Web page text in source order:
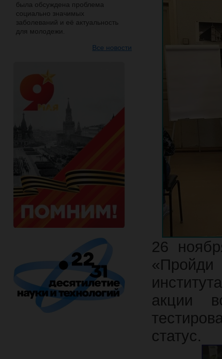
была обсуждена проблема
социально значимых
заболеваний и её актуальность
для молодежи.
Все новости
26
акции
статус.